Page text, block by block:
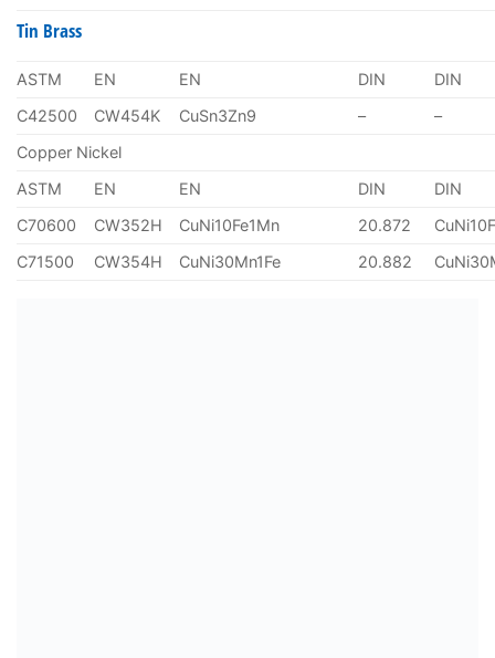
Tin Brass
ASTM EN EN DIN
DIN
C42500
CW454K CuSn3Zn9 –
–
Copper Nickel
ASTM
EN EN DIN
DIN
C70600
CW352H CuNi10Fe1Mn 20.872
C71500
CW354H CuNi30Mn1Fe 20.882